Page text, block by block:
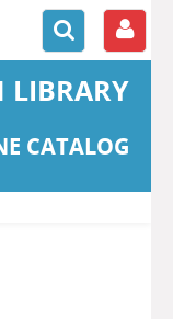
LIBRARY
CATALOG